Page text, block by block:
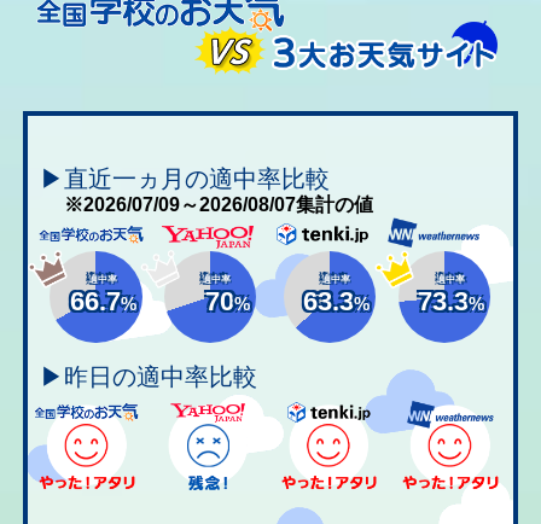
▶直近一ヵ月の適中率比較
※2026/07/09～2026/08/07集計の値
適中率
66.7%
適中率
70%
適中率
63.3%
適中率
73.3%
▶昨日の適中率比較